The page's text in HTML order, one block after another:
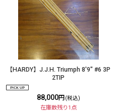
【HARDY】J.J.H. Triumph 8'9" #6 3P
2TIP
88,000円 (税込)
在庫数残り1点